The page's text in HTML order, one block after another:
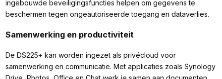
ingebouwde beveiligingsfuncties helpen om gegevens te
beschermen tegen ongeautoriseerde toegang en dataverlies.
Samenwerking en productiviteit
De DS225+ kan worden ingezet als privécloud voor
samenwerking en communicatie. Met applicaties zoals Synology